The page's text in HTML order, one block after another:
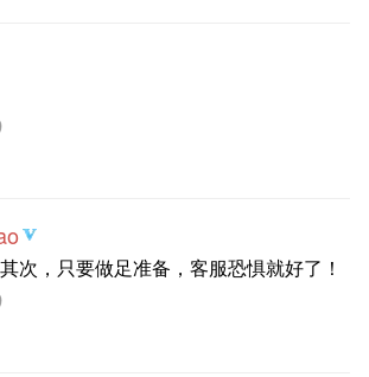
次，只要做足准备，客服恐惧就好了！